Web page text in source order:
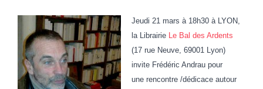
Jeudi 21 mars à 18h30 à LYON,
la Librairie Le Bal des Ardents
(17 rue Neuve, 69001 Lyon)
invite Frédéric Andrau pour
unerencontre /dédicace autour